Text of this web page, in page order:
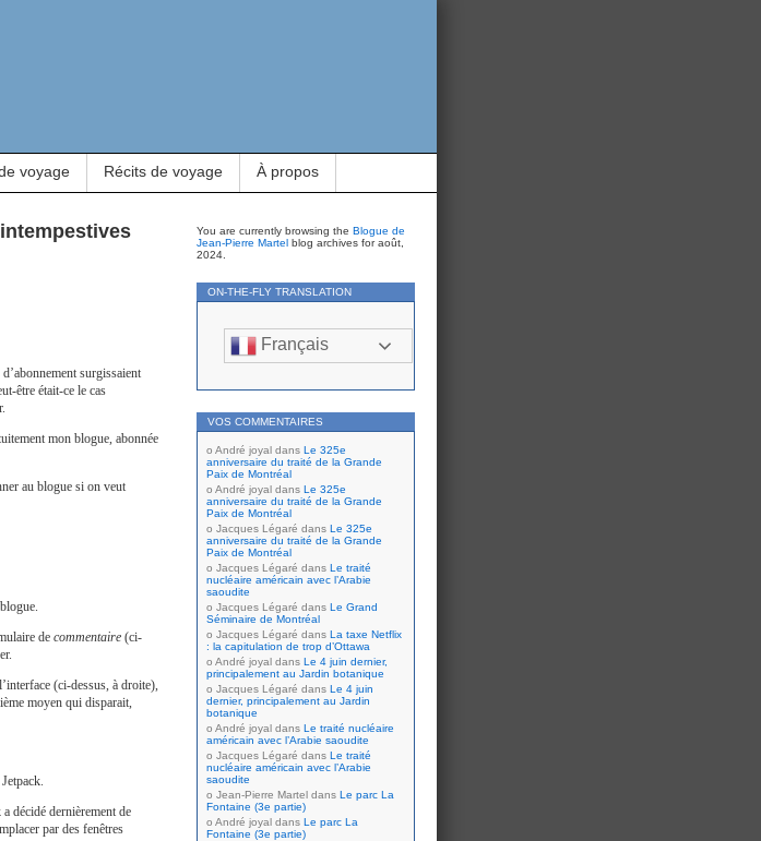
voyage Récits de voyage À propos
surgissaient
être était-ce le cas
mon blogue, abonnée
au blogue si on veut
de commentaire (ci-
(ci-dessus, à droite),
moyen qui disparait,
décidé dernièrement de
par des fenêtres
You are currently browsing the Blogue de
Jean-Pierre Martel blog archives for août,
2024.
ON-THE-FLY TRANSLATION
Français
VOS COMMENTAIRES
André joyal dans Le 325e
anniversaire du traité de la Grande
Paix de Montréal
André joyal dans Le 325e
anniversaire du traité de la Grande
Paix de Montréal
Jacques Légaré dans Le 325e
anniversaire du traité de la Grande
Paix de Montréal
Jacques Légaré dans Le traité
nucléaire américain avec l’Arabie
saoudite
Jacques Légaré dans Le Grand
Séminaire de Montréal
Jacques Légaré dans La taxe Netflix
: la capitulation de trop d’Ottawa
André joyal dans Le 4 juin dernier,
principalement au Jardin botanique
Jacques Légaré dans Le 4 juin
dernier, principalement au Jardin
botanique
André joyal dans Le traité nucléaire
américain avec l’Arabie saoudite
Jacques Légaré dans Le traité
nucléaire américain avec l’Arabie
saoudite
Jean-Pierre Martel dans Le parc La
Fontaine (3e partie)
André joyal dans Le parc La
Fontaine (3e partie)